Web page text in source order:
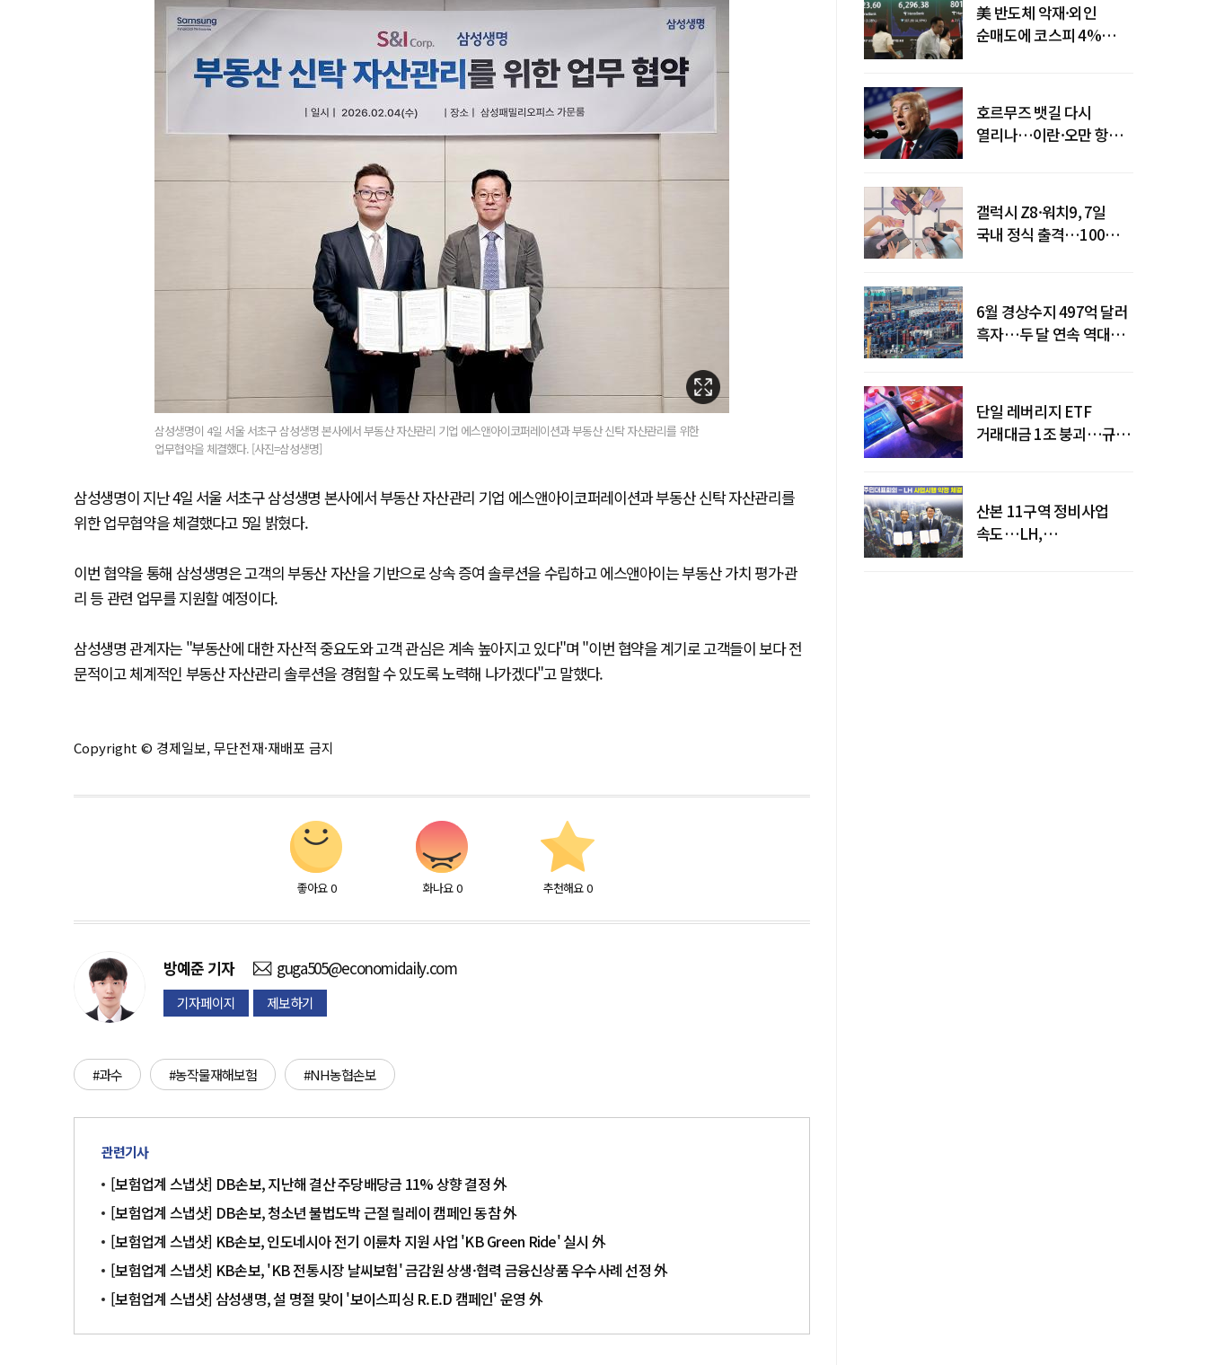
삼성생명이 4일 서울 서초구 삼성생명 본사에서 부동산 자산관리 기업 에스앤아이코퍼레이션과 부동산 신탁 자산관리를 위한
업무협약을 체결했다. [사진=삼성생명]
삼성생명이 지난 4일 서울 서초구 삼성생명 본사에서 부동산 자산관리 기업 에스앤아이코퍼레이션과 부동산 신탁 자산관리를
위한 업무협약을 체결했다고 5일 밝혔다.
이번 협약을 통해 삼성생명은 고객의 부동산 자산을 기반으로 상속 증여 솔루션을 수립하고 에스앤아이는 부동산 가치 평가·관
리 등 관련 업무를 지원할 예정이다.
삼성생명 관계자는 "부동산에 대한 자산적 중요도와 고객 관심은 계속 높아지고 있다"며 "이번 협약을 계기로 고객들이 보다 전
문적이고 체계적인 부동산 자산관리 솔루션을 경험할 수 있도록 노력해 나가겠다"고 말했다.
Copyright © 경제일보, 무단전재·재배포 금지
좋아요 0 화나요 0 추천해요 0
방예준 기자 guga505@economidaily.com
기자페이지 제보하기
#과수 #농작물재해보험 #NH농협손보
관련기사
[보험업계 스냅샷] DB손보, 지난해 결산 주당배당금 11% 상향 결정 外
[보험업계 스냅샷] DB손보, 청소년 불법도박 근절 릴레이 캠페인 동참 外
[보험업계 스냅샷] KB손보, 인도네시아 전기 이륜차 지원 사업 'KB Green Ride' 실시 外
[보험업계 스냅샷] KB손보, 'KB 전통시장 날씨보험' 금감원 상생·협력 금융신상품 우수사례 선정 外
[보험업계 스냅샷] 삼성생명, 설 명절 맞이 '보이스피싱 R.E.D 캠페인' 운영 外
美 반도체 악재·외인
순매도에 코스피 4%
호르무즈 뱃길 다시
열리나…이란·오만 항로
갤럭시 Z8·워치9, 7일
국내 정식 출격…100개국
6월 경상수지 497억 달러
흑자…두 달 연속 역대
단일 레버리지 ETF
거래대금 1조 붕괴…규제
산본 11구역 정비사업
속도…LH,